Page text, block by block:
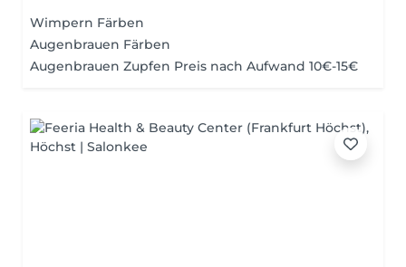
Wimpern Färben
Augenbrauen Färben
Augenbrauen Zupfen Preis nach Aufwand 10€-15€